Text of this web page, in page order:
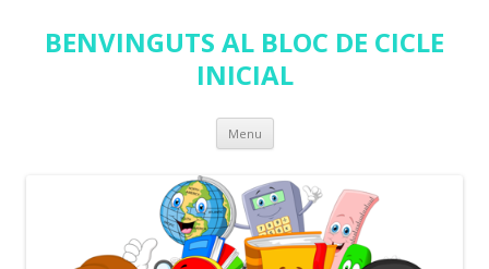
BENVINGUTS AL BLOC DE CICLE
INICIAL
Menu Skip
content